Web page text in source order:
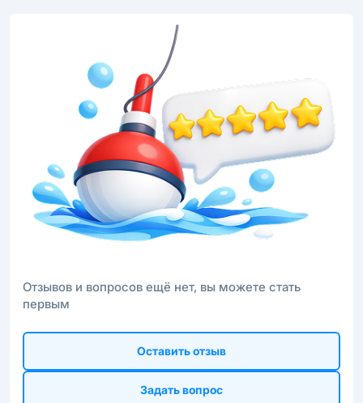
Отзывов и вопросов ещё нет, вы можете стать
первым
Оставить отзыв
Задать вопрос